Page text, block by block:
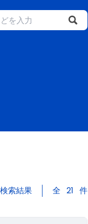
検索結果 全 21 件